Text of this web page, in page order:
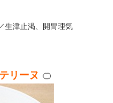
生津止渇、開胃理気
リーヌ 🍊